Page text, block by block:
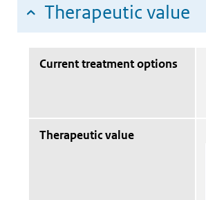
Therapeutic value
Current treatment options
Therapeutic value